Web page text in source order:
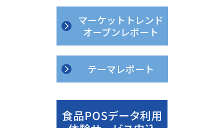
マーケットトレンド
オープンレポート
テーマレポート